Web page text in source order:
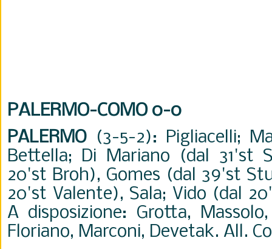
PALERMO-COMO 0-0
PALERMO (3-5-2): Pigliacelli;
Bettella; Di Mariano (dal 31'st
20'st Broh), Gomes (dal 39'st
20'st Valente), Sala; Vido (dal
A disposizione: Grotta,
Floriano, Marconi, Devetak. All.